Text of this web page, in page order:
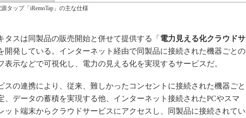
ップ「iRemoTap」の主な仕様
スは同製品の販売開始と併せて提供する「 電力見える化クラウドサ
開発している。インターネット経由で同製品に接続された機器ごとの
表示などで可視化し、電力の見える化を実現するサービスだ。
の連携により、従来、難しかったコンセントに接続された機器ごと
、データの蓄積を実現する他、インターネット接続されたPCやスマ
ット端末からクラウドサービスにアクセスし、同製品に接続されてい